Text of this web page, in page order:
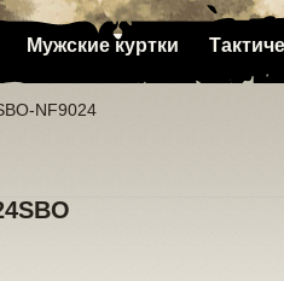
Мужские куртки
NF9024